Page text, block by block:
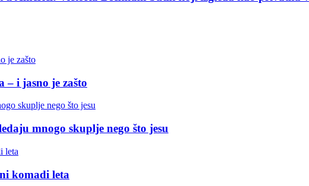
– i jasno je zašto
mnogo skuplje nego što jesu
komadi leta